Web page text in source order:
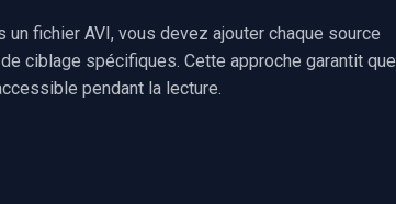
fichier AVI, vous devez ajouter chaque source
ciblage spécifiques. Cette approche garantit que
pendant la lecture.